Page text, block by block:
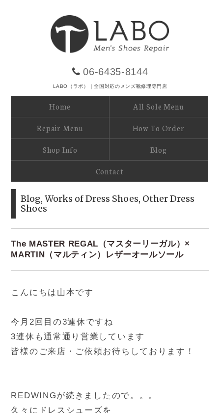
06-6435-8144
LABO（ラボ）｜全国対応のメンズ靴修理専門店
Home All Sole Menu
Repair Menu How To Order
Shop Info Blog
Contact
Blog,Works of Dress Shoes, Other Dress
Shoes
The MASTER REGAL（マスターリーガル）×
MARTIN（マルティン）レザーオールソール
こんにちは山本です
今月2回目の3連休ですね
3連休も通常通り営業しています
皆様のご来店・ご依頼お待ちしております！
REDWINGが続きましたので。。。
久々にドレスシューズを